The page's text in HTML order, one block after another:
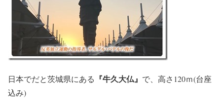
日本でだと茨城県にある 『牛久大仏』 で、高さ120ｍ(台座
込み)